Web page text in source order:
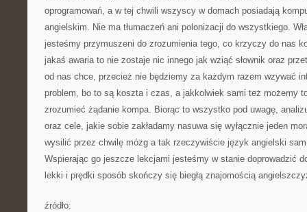
oprogramowań, a w tej chwili wszyscy w domach posiadają
angielskim. Nie ma tłumaczeń ani polonizacji do wszystkiego.
jesteśmy przymuszeni do zrozumienia tego, co krzyczy do nas
jakaś awaria to nie zostaje nic innego jak wziąć słownik oraz
od nas chce, przecież nie będziemy za każdym razem wzywać
problem, bo to są koszta i czas, a jakkolwiek sami też możemy
zrozumieć żądanie kompa. Biorąc to wszystko pod uwagę,
oraz cele, jakie sobie zakładamy nasuwa się wyłącznie jeden
wysilić przez chwilę mózg a tak rzeczywiście język angielski sam
Wspierając go jeszcze lekcjami jesteśmy w stanie doprowadzić
lekki i prędki sposób skończy się biegłą znajomością
źródło: